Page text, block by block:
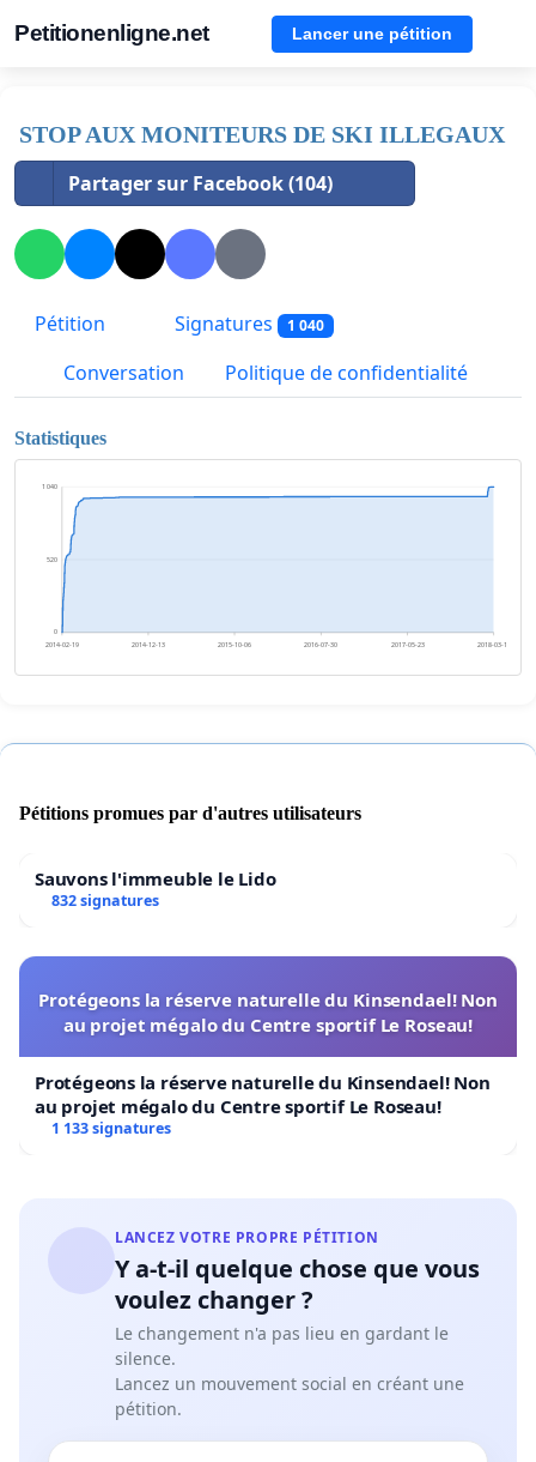
Petitionenligne.net Lancer une pétition
STOP AUX MONITEURS DE SKI ILLEGAUX
Partager sur Facebook (104)
Pétition Signatures 1 040
Conversation Politique de confidentialité
Statistiques
0
520
1 040
2014-02-19 2014-12-13 2015-10-06 2016-07-30 2017-05-23 2018-03-16
Pétitions promues par d'autres utilisateurs
Sauvons l'immeuble le Lido
832 signatures
Protégeons la réserve naturelle du Kinsendael! Non
au projet mégalo du Centre sportif Le Roseau!
Protégeons la réserve naturelle du Kinsendael! Non
au projet mégalo du Centre sportif Le Roseau!
1 133 signatures
LANCEZ VOTRE PROPRE PÉTITION
Y a-t-il quelque chose que vous
voulez changer ?
Le changement n'a pas lieu en gardant le
silence.
Lancez un mouvement social en créant une
pétition.